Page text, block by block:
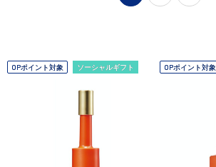
OPポイント対象 ソーシャルギフト OPポイント対象